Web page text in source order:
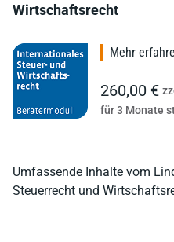
Wirtschaftsrecht
Umfassende Inhalte vom
Steuerrecht und
Mehr
260,00 €
für 3 Monate